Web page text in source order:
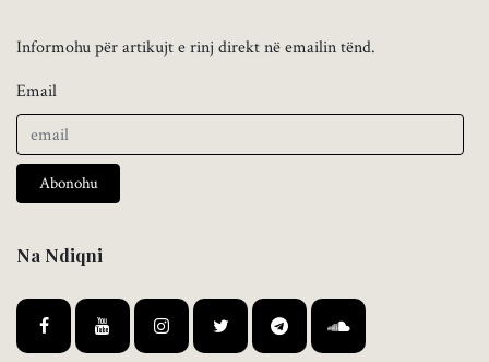
Informohu për artikujt e rinj direkt në emailin tënd.
Email
Abonohu
Na Ndiqni